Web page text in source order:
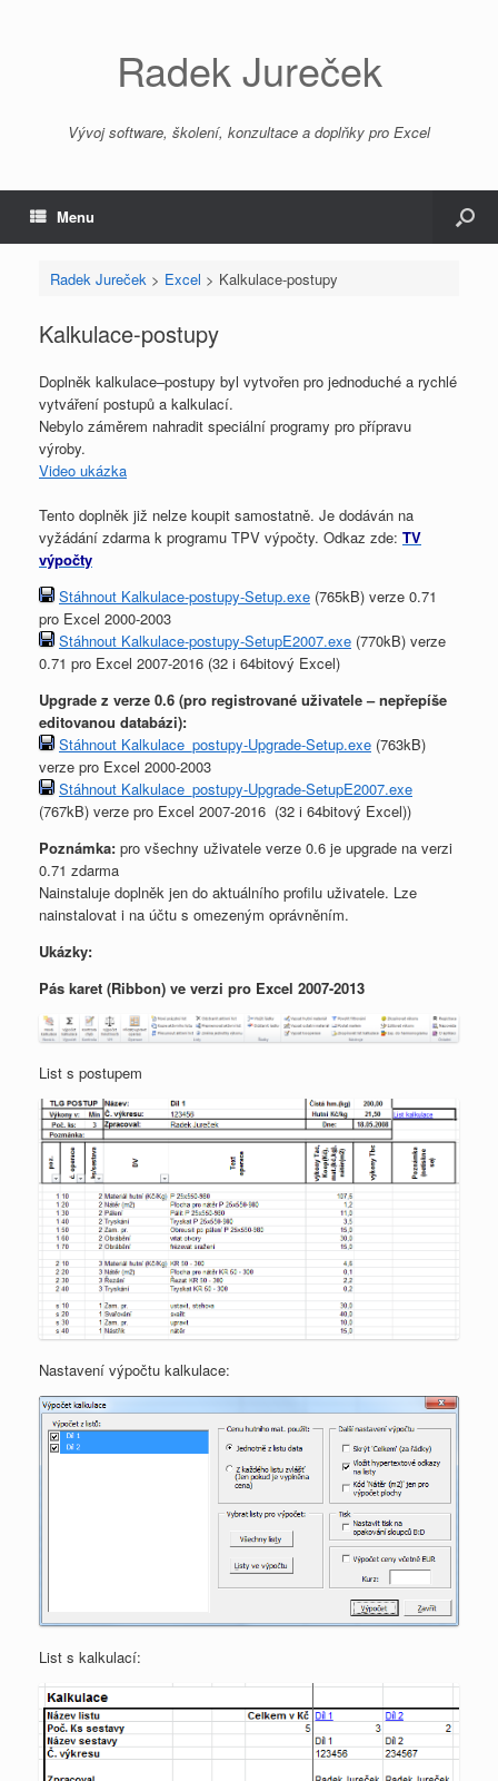
Radek Jureček
Vývoj software, školení, konzultace a doplňky pro Excel
Menu
Radek Jureček > Excel > Kalkulace-postupy
Kalkulace-postupy
Doplněk kalkulace–postupy byl vytvořen pro jednoduché a rychlé
vytváření postupů a kalkulací.
Nebylo záměrem nahradit speciální programy pro přípravu
výroby.
Video ukázka
Tento doplněk již nelze koupit samostatně. Je dodáván na
vyžádání zdarma k programu TPV výpočty. Odkaz zde: TV
výpočty
Stáhnout Kalkulace-postupy-Setup.exe (765kB) verze 0.71
pro Excel 2000-2003
Stáhnout Kalkulace-postupy-SetupE2007.exe (770kB) verze
0.71 pro Excel 2007-2016 (32 i 64bitový Excel)
Upgrade z verze 0.6 (pro registrované uživatele – nepřepíše
editovanou databázi):
Stáhnout Kalkulace_postupy-Upgrade-Setup.exe (763kB)
verze pro Excel 2000-2003
Stáhnout Kalkulace_postupy-Upgrade-SetupE2007.exe
(767kB) verze pro Excel 2007-2016 (32 i 64bitový Excel))
Poznámka: pro všechny uživatele verze 0.6 je upgrade na verzi
0.71 zdarma
Nainstaluje doplněk jen do aktuálního profilu uživatele. Lze
nainstalovat i na účtu s omezeným oprávněním.
Ukázky:
Pás karet (Ribbon) ve verzi pro Excel 2007-2013
List s postupem
Nastavení výpočtu kalkulace:
List s kalkulací: